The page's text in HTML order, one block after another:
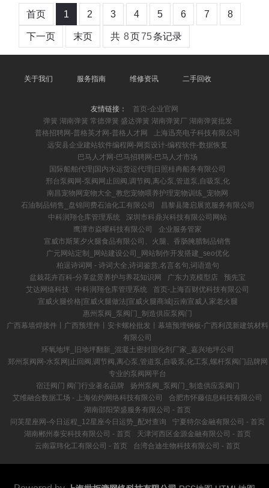
首页 1 2 3 4 5 6 7 8
下一页 末页 共 8页75条记录
关于我们 服务指南 维修资讯 二手回收
友情链接：
首页-企业官网
弹簧 湖南弹簧 常德弹簧 盛达弹簧 湖南弹簧厂 湖南弹簧批发
普格招聘网-普格英才网-普格人才网
上海迅亮电子科技有限公司
远安县企业建站软件编程网-网页设计-编程软件-数据恢复
巴马人才网-巴马招聘网-巴马人才市场
国际船舶代理|国内水运货运代理|日照桂冉船务有限公司
邢台泵阀网-泵阀网止回阀,调节阀,离心泵,管道泵,自吸泵,化
南昌宠物网宠物大全_教您宠物喂养护理宠物训练_宠物网
石油制品销售_盘锦同费石油化工有限公司
昌黎县隆启展览服务有限公司
中科润翔仓库管理系统
深圳市科鼎兴科技有限公司网站
鹰潭市焱曜科技有限公司
企业服务管家
宣威市斯莱夕火腿食品有限公司、火腿、香肠腌腊制品销售
广元网站定制_网站建设公司_网站制作开发搭建_seo优化
柏逞诗词网 - 诗词大全,诗词鉴赏,名言名句,词语造句
盆栽花卉百科-分享盆景养护与养花知识网
广东力克模型店
预先宝
艾达网络科技
中科润翔仓库管理系统
首页-上海百财优科技有限公司
宣威火腿价格|宣威火腿做法|宣威火腿商城|云南宣威人家老火腿
惠州泵阀_泵阀门_制造供应泵阀门
广西幕墙焊接件丨广西预埋件丨安卡螺栓批发丨幕墙预埋钢板-广西利茂新建筑材料
有限公司
环氧地坪_旧地坪翻新_混凝土密封固化剂厂家_嘉兴地坪公司
郑州泵阀网-水泵网|止回阀,调节阀,离心泵,管道泵,自吸泵,化工泵,螺杆泵阀门品牌网
专业的泵阀网平台
宿迁阀门 阀门行业著名品牌
扬州泵阀_泵阀门_制造供应泵阀门
艾维融合数据工场 - 上海佑灼网络科技有限公司
合肥市怀藤信息科技有限公司
湖南邵阳荣盛服务有限公司 - 首页
问芙星座网-今日运程_12星座今日运势_配对查询
宁夏特尔金融有限公司 - 首页
湖南郴州泰安科技有限公司 - 首页
天津河西区金源金融有限公司 - 首页
云南霖玮化工有限公司 - 首页
台湾合迪生物科技有限公司 - 首页